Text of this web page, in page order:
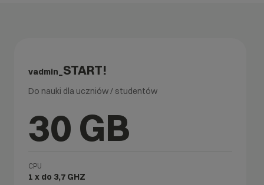
vadmin_ START!
Do nauki dla uczniów / studentów
30 GB
CPU
1 x do 3,7 GHZ